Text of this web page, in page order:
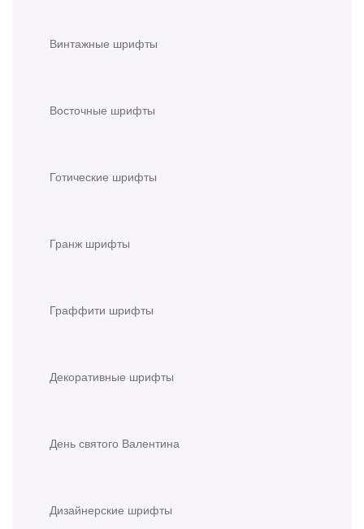
Винтажные шрифты
Восточные шрифты
Готические шрифты
Гранж шрифты
Граффити шрифты
Декоративные шрифты
День святого Валентина
Дизайнерские шрифты